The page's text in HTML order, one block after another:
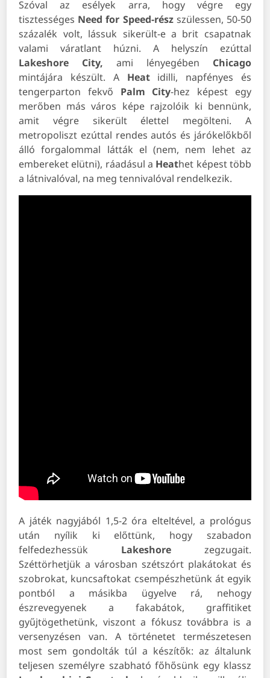
Szóval az esélyek arra, hogy végre egy
tisztességes Need for Speed-részszülessen, 50-50
százalék volt, lássuk sikerült-e a brit csapatnak
valami váratlant húzni. A helyszín ezúttal
Lakeshore
City, ami lényegében Chicago
mintájára készült. A Heatidilli, napfényes és
tengerparton fekvő Palm City-hez képest egy
merőben más város képe rajzolóik ki bennünk,
amit végre sikerült élettel megölteni. A
metropoliszt ezúttal rendes autós és járókelőkből
álló forgalommal látták el (nem, nem lehet az
embereket elütni), ráadásul a Heathet képest több
a látnivalóval, na meg tennivalóval rendelkezik.
A játék nagyjából 1,5-2 óra elteltével, a prológus
után nyílik ki előttünk, hogy szabadon
felfedezhessük Lakeshore zegzugait.
Széttörhetjük a városban szétszórt plakátokat és
szobrokat, kuncsaftokat csempészhetünk át egyik
pontból a másikba ügyelve rá, nehogy
észrevegyenek a fakabátok, graffitiket
gyűjtögethetünk, viszont a fókusz továbbra is a
versenyzésen van. A történetet természetesen
most sem gondolták túl a készítők: az általunk
teljesen személyre szabható főhősünk egy klassz